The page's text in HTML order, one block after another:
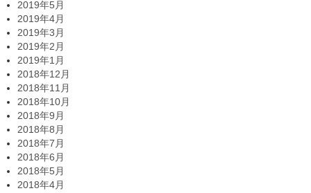
2019年5月
2019年4月
2019年3月
2019年2月
2019年1月
2018年12月
2018年11月
2018年10月
2018年9月
2018年8月
2018年7月
2018年6月
2018年5月
2018年4月